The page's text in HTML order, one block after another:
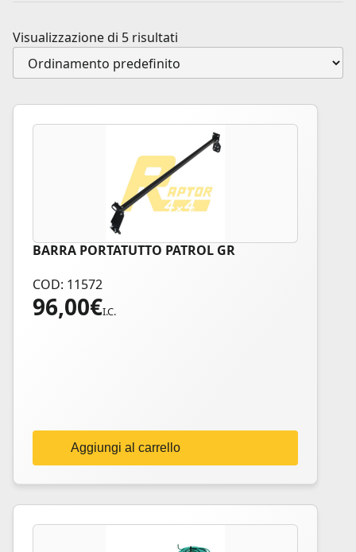
Visualizzazione di 5 risultati
BARRA PORTATUTTO PATROL GR
COD: 11572
96,00€I.C.
Aggiungi al carrello